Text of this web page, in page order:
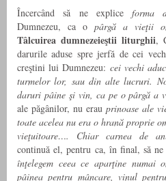
Încercând să ne explice forma
Dumnezeu, ca o pârgă a vieţii
Tâlcuirea dumnezeieştii liturghii,
darurile aduse spre jerfă de cei
creştini lui Dumnezeu: cei vechi
turmelor lor, sau din alte lucruri.
daruri pâine şi vin, ca pe o pârgă a
ale păgânilor, nu erau prinoase ale
toate acelea nu era o hrană proprie
vieţuitoare….
Chiar carnea de
continuă el, pentru ca, în final, să
înţelegem ceea ce aparţine
pâinea pentru mâncare, vinul